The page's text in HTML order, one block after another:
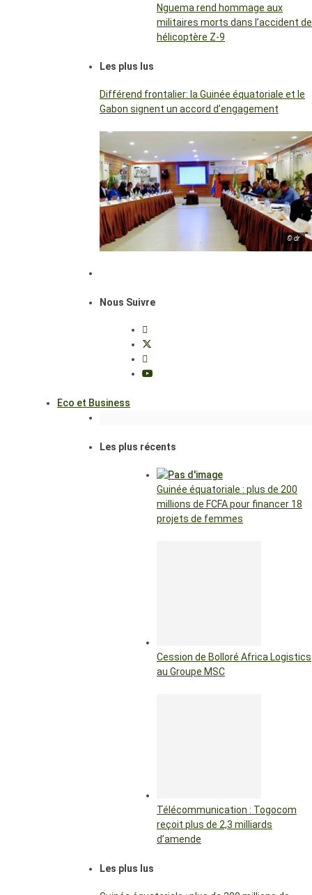
Nguema rend hommage aux
militaires morts dans l’accident de
hélicoptère Z-9
Les plus lus
Différend frontalier: la Guinée équatoriale et le
Gabon signent un accord d’engagement
© dr
Nous Suivre
Eco et Business
Les plus récents
Guinée équatoriale : plus de 200
millions de FCFA pour financer 18
projets de femmes
Cession de Bolloré Africa Logistics
au Groupe MSC
Télécommunication : Togocom
reçoit plus de 2,3 milliards
d’amende
Les plus lus